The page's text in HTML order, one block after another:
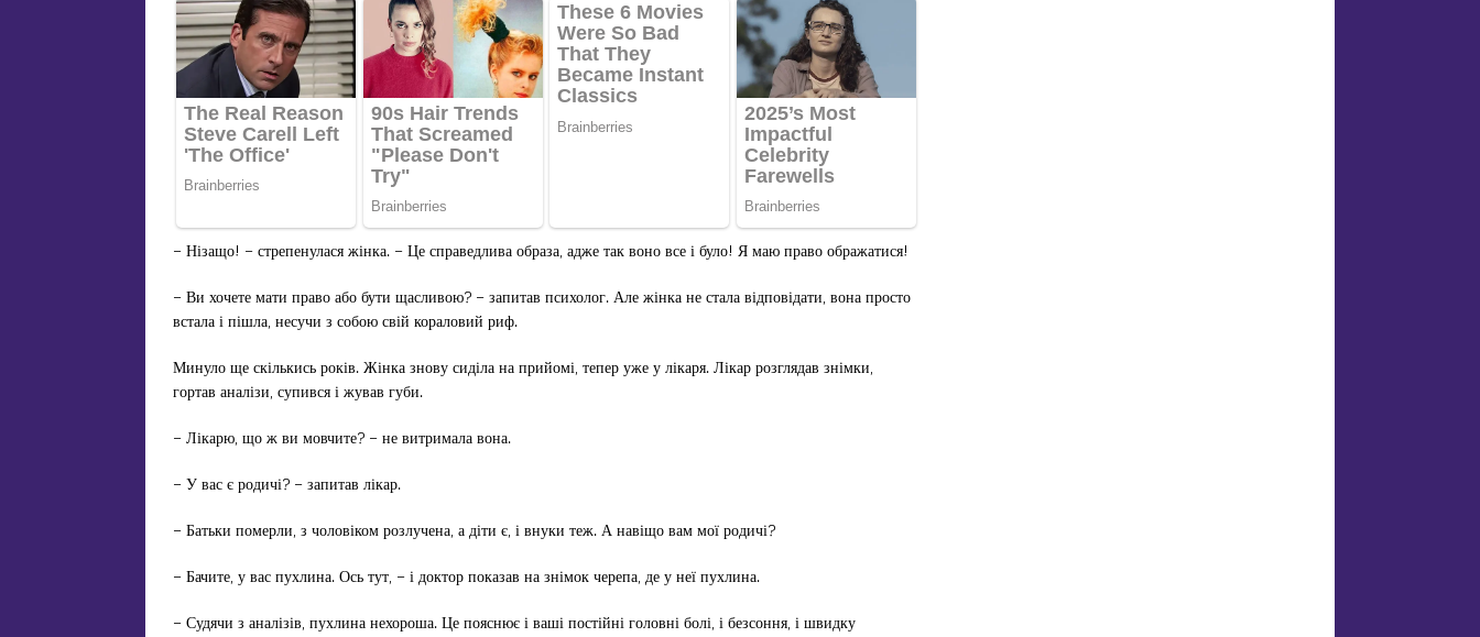
– Нізащо! – стрепенулася жінка. – Це справедлива образа, адже так воно все і було! Я маю право ображатися!
– Ви хочете мати право або бути щасливою? – запитав психолог. Але жінка не стала відповідати, вона просто
встала і пішла, несучи з собою свій кораловий риф.
Минуло ще скількись років. Жінка знову сиділа на прийомі, тепер уже у лікаря. Лікар розглядав знімки,
гортав аналізи, супився і жував губи.
– Лікарю, що ж ви мовчите? – не витримала вона.
– У вас є родичі? – запитав лікар.
– Батьки померли, з чоловіком розлучена, а діти є, і внуки теж. А навіщо вам мої родичі?
– Бачите, у вас пухлина. Ось тут, – і доктор показав на знімок черепа, де у неї пухлина.
– Судячи з аналізів, пухлина нехороша. Це пояснює і ваші постійні головні болі, і безсоння, і швидку